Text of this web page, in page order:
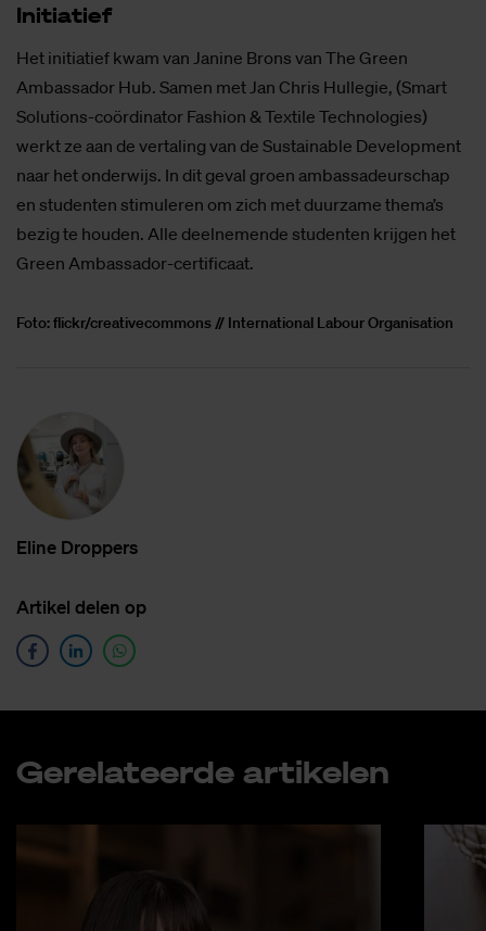
Ini­ti­a­tief
Het initiatief kwam van Janine Brons van The Green
Ambassador Hub. Samen met Jan Chris Hullegie, (Smart
Solutions-coördinator Fashion & Textile Technologies)
werkt ze aan de vertaling van de Sustainable Development
naar het onderwijs. In dit geval groen ambassadeurschap
en studenten stimuleren om zich met duurzame thema’s
bezig te houden. Alle deelnemende studenten krijgen het
Green Ambassador-certificaat.
Foto: flickr/creativecommons // International Labour Organisation
Eli­ne Drop­pers
Ar­ti­kel de­len op
Ge­re­la­teer­de ar­ti­ke­len